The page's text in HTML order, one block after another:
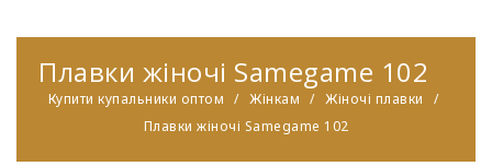
Плавки жіночі Samegame 102
Купити купальники оптом Жінкам
Жіночі плавки
Плавки жіночі Samegame 102